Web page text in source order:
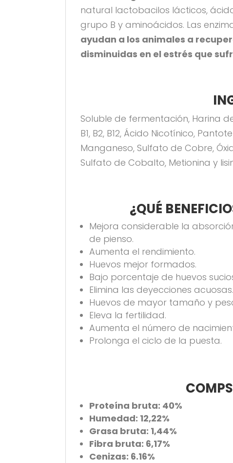
natural lactobacilos lácticos,
grupo B y aminoácidos. Las
ayudan a los animales a
disminuidas en el estrés que
Soluble de fermentación, Harina
B1, B2, B12, Ácido Nicotínico,
Manganeso, Sulfato de Cobre,
Sulfato de Cobalto, Metionina y
¿QUÉ
Mejora considerable la
de pienso.
Aumenta el rendimiento.
Huevos mejor formados.
Bajo porcentaje de huevos
Elimina las deyecciones acuosas.
Huevos de mayor tamaño y
Eleva la fertilidad.
Aumenta el número de
Prolonga el ciclo de la puesta.
Proteína bruta: 40%
Humedad: 12,22%
Grasa bruta: 1,44%
Fibra bruta: 6,17%
Cenizas: 6.16%